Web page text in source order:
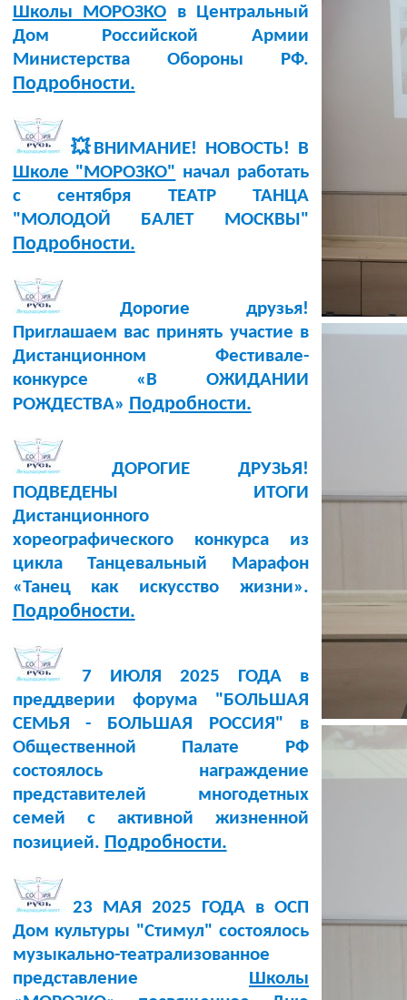
Школы МОРОЗКО в Центральный
Дом Российской Армии
Министерства Обороны РФ.
Подробности.
💥ВНИМАНИЕ! НОВОСТЬ! В
Школе "МОРОЗКО" начал работать
с сентября ТЕАТР ТАНЦА
"МОЛОДОЙ БАЛЕТ МОСКВЫ"
Подробности.
Дорогие друзья!
Приглашаем вас принять участие в
Дистанционном Фестивале-
конкурсе «В ОЖИДАНИИ
РОЖДЕСТВА» Подробности.
ДОРОГИЕ ДРУЗЬЯ!
ПОДВЕДЕНЫ ИТОГИ
Дистанционного
хореографического конкурса из
цикла Танцевальный Марафон
«Танец как искусство жизни».
Подробности.
7 ИЮЛЯ 2025 ГОДА в
преддверии форума "БОЛЬШАЯ
СЕМЬЯ - БОЛЬШАЯ РОССИЯ" в
Общественной Палате РФ
состоялось награждение
представителей многодетных
семей с активной жизненной
позицией. Подробности.
23 МАЯ 2025 ГОДА в ОСП
Дом культуры "Стимул" состоялось
музыкально-театрализованное
представление Школы